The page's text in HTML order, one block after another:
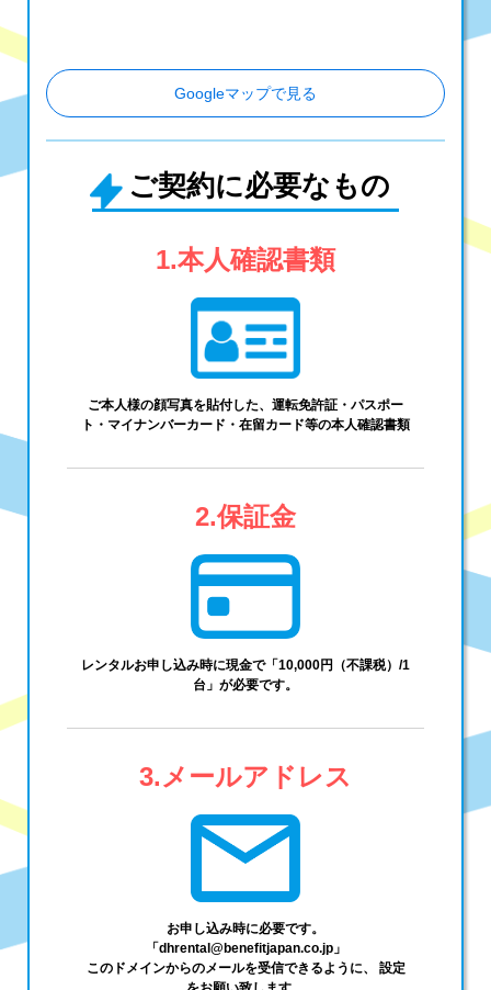
Googleマップで見る
ご契約に必要なもの
本人確認書類
ご本人様の顔写真を貼付した、運転免許証・パスポー
ト・マイナンバーカード・在留カード等の本人確認書類
保証金
レンタルお申し込み時に現金で「10,000円（不課税）/1
台」が必要です。
メールアドレス
お申し込み時に必要です。
「dhrental@benefitjapan.co.jp」
このドメインからのメールを受信できるように、 設定